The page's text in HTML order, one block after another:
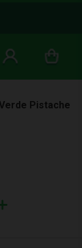
Pistache
+